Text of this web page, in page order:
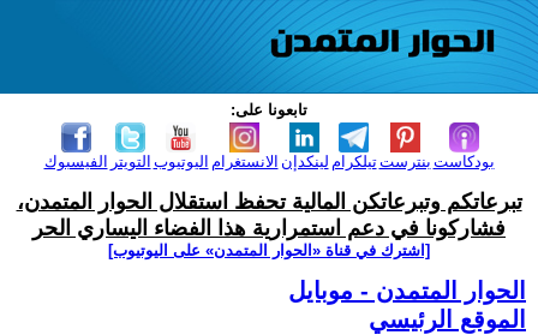
تابعونا على:
الفيسبوك التويتر اليوتيوب الانستغرام لينكدإن تيلكرامبنترست بودكاست
تبرعاتكم وتبرعاتكن المالية تحفظ استقلال الحوار المتمدن،
فشاركونا في دعم استمرارية هذا الفضاء اليساري الحر
[اشترك في قناة ‫«الحوار المتمدن» على اليوتيوب]
الحوار المتمدن - موبايل
الموقع الرئيسي